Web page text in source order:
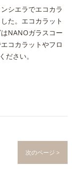
シエラでエコカラ
た。エコカラット
NANOガラスコー
コカラットやフロ
ださい。
次のページ >